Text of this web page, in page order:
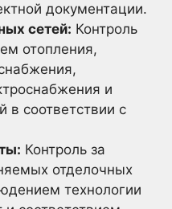
документации.
сетей: Контроль
отопления,
и
в соответствии с
Контроль за
отделочных
технологии